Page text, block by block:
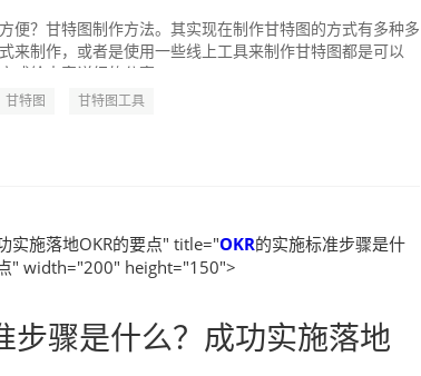
便？甘特图制作方法。其实现在制作甘特图的方式有多种多
来制作，或者是使用一些线上工具来制作甘特图都是可以
甘特图 甘特图工具
实施落地OKR的要点" title="OKR的实施标准步骤是什
" width="200" height="150">
步骤是什么？成功实施落地